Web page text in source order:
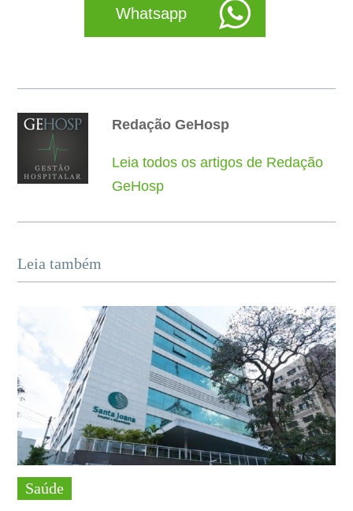
Whatsapp
Redação GeHosp
Leia todos os artigos de Redação
GeHosp
Leia também
Saúde